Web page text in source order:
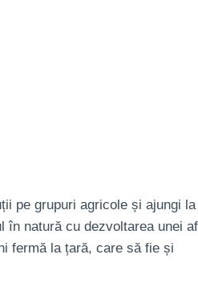
pe grupuri agricole și ajungi
natură cu dezvoltarea unei
fermă la țară, care să fie și